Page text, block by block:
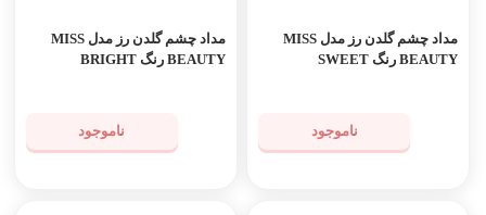
مداد چشم گلدن رز مدل MISS
BEAUTY رنگ SWEET
ناموجود
مداد چشم گلدن رز مدل MISS
BEAUTY رنگ BRIGHT
ناموجود